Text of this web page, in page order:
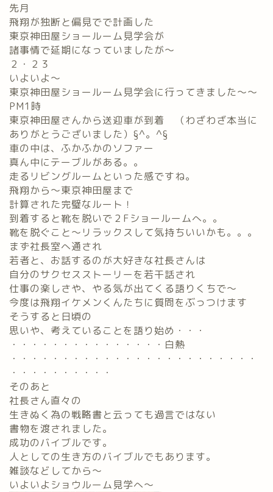
先月
飛翔が独断と偏見でで計画した
東京神田屋ショールーム見学会が
諸事情で延期になっていましたが～
２・２３
いよいよ～
東京神田屋ショールーム見学会に行ってきました～～
PM1時
東京神田屋さんから送迎車が到着 （わざわざ本当に
ありがとうございました）§^。^§
車の中は、ふかふかのソファー
真ん中にテーブルがある。。
走るリビングルームといった感ですね。
飛翔から～東京神田屋まで
計算された完璧なルート！
到着すると靴を脱いで２Fショールームへ。。
靴を脱ぐこと～リラックスして気持ちいいかも。。。
まず社長室へ通され
若者と、お話するのが大好きな社長さんは
自分のサクセスストーリーを若干話され
仕事の楽しさや、やる気が出てくる語りくちで～
今度は飛翔イケメンくんたちに質問をぶっつけます
そうすると日頃の
思いや、考えていることを語り始め・・・
・・・・・・・・・・・・・・・白熱
・・・・・・・・・・・・・・・・・・・・・・・・
・・・・・・・・・・
そのあと
社長さん直々の
生きぬく為の戦略書と云っても過言ではない
書物を渡されました。
成功のバイブルです。
人としての生き方のバイブルでもあります。
雑談などしてから～
いよいよショウルーム見学へ～